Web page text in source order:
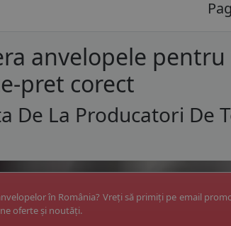
anvelopele
pret corect
De La Producatori De
în România? Vreți să primiți pe email
oferte și noutăți.